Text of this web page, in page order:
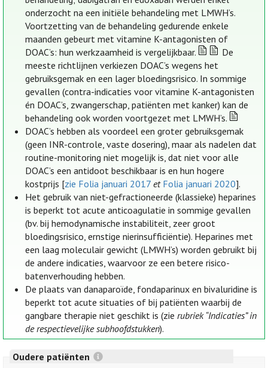
onderzocht na een initiële behandeling met LMWH’s.
Voortzetting van de behandeling gedurende enkele
maanden gebeurt met vitamine K-antagonisten of
DOAC’s: hun werkzaamheid is vergelijkbaar.
De
meeste richtlijnen verkiezen DOAC’s wegens het
gebruiksgemak en een lager bloedingsrisico. In sommige
gevallen (contra-indicaties voor vitamine K-antagonisten
én DOAC’s, zwangerschap, patiënten met kanker) kan de
behandeling ook worden voortgezet met LMWH’s.
DOAC’s hebben als voordeel een groter gebruiksgemak
(geen INR-controle, vaste dosering), maar als nadelen dat
routine-monitoring niet mogelijk is, dat niet voor alle
DOAC’s een antidoot beschikbaar is en hun hogere
kostprijs [zie Folia januari 2017 et Folia januari 2020].
Het gebruik van niet-gefractioneerde (klassieke) heparines
is beperkt tot acute anticoagulatie in sommige gevallen
(bv. bij hemodynamische instabiliteit, zeer groot
bloedingsrisico, ernstige nierinsufficiëntie). Heparines met
een laag moleculair gewicht (LMWH’s) worden gebruikt bij
de andere indicaties, waarvoor ze een betere risico-
batenverhouding hebben.
De plaats van danaparoïde, fondaparinux en bivaluridine is
beperkt tot acute situaties of bij patiënten waarbij de
gangbare therapie niet geschikt is (zierubriek “Indicaties” in
de respectievelijke subhoofdstukken).
Oudere patiënten